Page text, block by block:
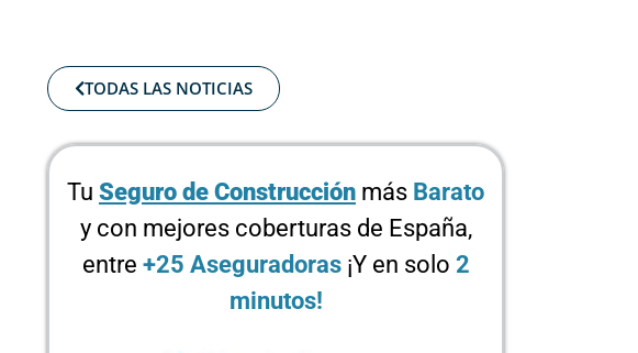
TODAS LAS NOTICIAS
Tu Seguro de Construcción más Barato
y con mejores coberturas de España,
entre +25 Aseguradoras ¡Y en solo 2
minutos!